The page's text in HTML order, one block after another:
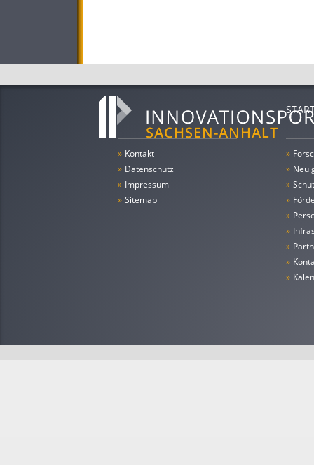
» Kontakt
» Datenschutz
» Impressum
» Sitemap
»
»
»
»
»
»
»
»
»